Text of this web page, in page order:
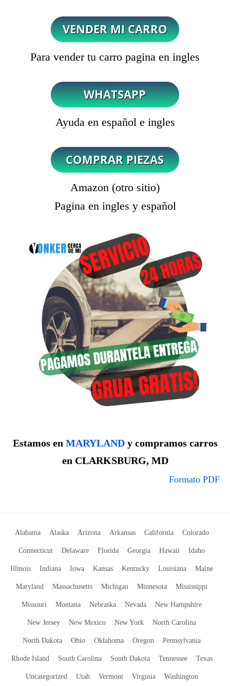
Para vender tu carro pagina en ingles
Ayuda en español e ingles
Amazon (otro sitio)
Pagina en ingles y español
Estamos en MARYLANDy compramos carros
en CLARKSBURG, MD
Formato PDF
Alabama Alaska Arizona Arkansas California Colorado
Connecticut Delaware Florida Georgia Hawaii Idaho
Illinois Indiana Iowa Kansas Kentucky Louisiana Maine
Maryland Massachusetts Michigan Minnesota Mississippi
Missouri Montana Nebraska Nevada New Hampshire
New Jersey New Mexico New York North Carolina
North Dakota Ohio Oklahoma Oregon Pennsylvania
Rhode Island South Carolina South Dakota Tennessee Texas
Uncategorized Utah Vermont Virginia Washington